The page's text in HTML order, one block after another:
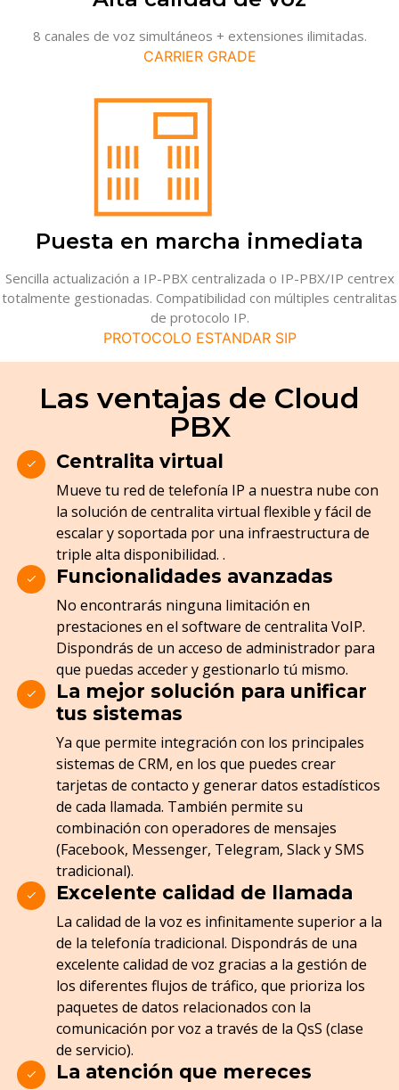
8 canales de voz simultáneos + extensiones ilimitadas.
CARRIER GRADE
Puesta en marcha inmediata
Sencilla actualización a IP-PBX centralizada o IP-PBX/IP centrex
totalmente gestionadas. Compatibilidad con múltiples centralitas
de protocolo IP.
PROTOCOLO ESTANDAR SIP
Las ventajas de Cloud
PBX
Centralita virtual
Mueve tu red de telefonía IP a nuestra nube con
la solución de centralita virtual flexible y fácil de
escalar y soportada por una infraestructura de
triple alta disponibilidad. .
Funcionalidades avanzadas
No encontrarás ninguna limitación en
prestaciones en el software de centralita VoIP.
Dispondrás de un acceso de administrador para
que puedas acceder y gestionarlo tú mismo.
La mejor solución para unificar
tus sistemas
Ya que permite integración con los principales
sistemas de CRM, en los que puedes crear
tarjetas de contacto y generar datos estadísticos
de cada llamada. También permite su
combinación con operadores de mensajes
(Facebook, Messenger, Telegram, Slack y SMS
tradicional).
Excelente calidad de llamada
La calidad de la voz es infinitamente superior a la
de la telefonía tradicional. Dispondrás de una
excelente calidad de voz gracias a la gestión de
los diferentes flujos de tráfico, que prioriza los
paquetes de datos relacionados con la
comunicación por voz a través de la QsS (clase
de servicio).
La atención que mereces